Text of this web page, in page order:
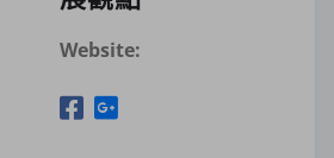
Website: